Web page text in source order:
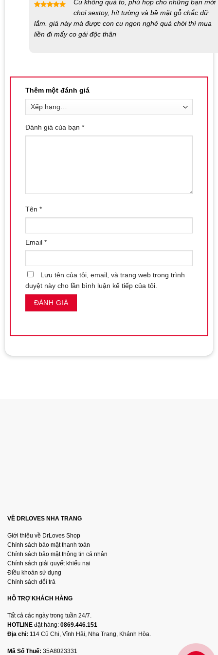
hưởng những trải nghiệm tuyệt vời từ dương vật giả Baile Vibra
một cách an toàn và hiệu quả.
Số điện thoại / Zalo:0869.446.151
Địa chỉ:126 Nguyễn Thái Học, Vạn Thạnh, Nha Trang
Website đặt hàng:
https://shopbaocaosunhatrang.com/
hạng55
sao
Cu không quá to, phù hợp cho những bạn mới
chơi sextoy, hít tường và bề mặt gỗ chắc dữ
lắm. giá này mà được con cu ngon nghẻ quá chời thì mua
liền đi mấy co gái độc thân
Thêm một đánh giá
Đánh giá của bạn *
Tên *
Email *
Lưu tên của tôi, email, và trang web trong trình
duyệt này cho lần bình luận kế tiếp của tôi.
VỀ DRLOVES NHA TRANG
Giới thiệu về DrLoves Shop
Chính sách bảo mật thanh toán
Chính sách bảo mật thông tin cá nhân
Chính sách giải quyết khiếu nại
Điều khoản sử dụng
Chính sách đổi trả
HỖ TRỢ KHÁCH HÀNG
Tất cả các ngày trong tuần 24/7.
HOTLINE đặt hàng: 0869.446.151
Địa chỉ: 114 Củ Chi, Vĩnh Hải, Nha Trang, Khánh Hòa.
Mã Số Thuế: 35A8023331